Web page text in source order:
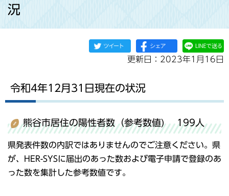
か
況
更新日：2023年1月16日
令和4年12月31日現在の状況
熊谷市居住の陽性者数（参考数値) 199人
県発表件数の内訳ではありませんのでご注意ください。県
が、HER-SYSに届出のあった数および電子申請で登録のあ
った数を集計した参考数値です。